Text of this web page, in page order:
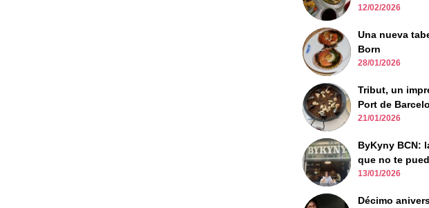
12/02/2026
Una nueva
Born
28/01/2026
Tribut, un
Port de
21/01/2026
ByKyny BCN:
que no te
13/01/2026
Décimo